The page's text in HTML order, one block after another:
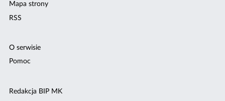
Mapa strony
RSS
O serwisie
Pomoc
Redakcja BIP MK